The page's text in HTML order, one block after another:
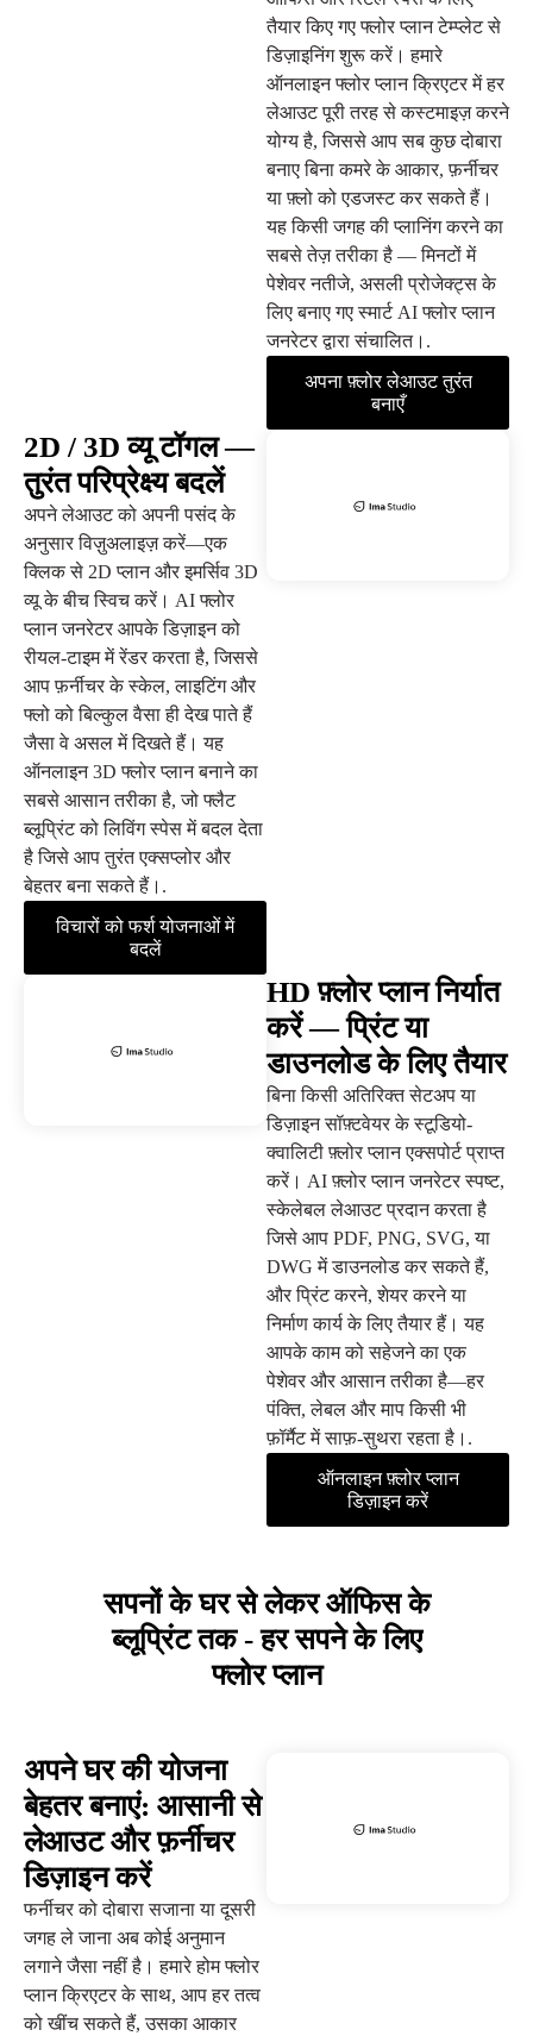
तैयार किए गए फ्लोर प्लान टेम्प्लेट से
डिज़ाइनिंग शुरू करें। हमारे
ऑनलाइन फ्लोर प्लान क्रिएटर में हर
लेआउट पूरी तरह से कस्टमाइज़ करने
योग्य है, जिससे आप सब कुछ दोबारा
बनाए बिना कमरे के आकार, फ़र्नीचर
या फ़्लो को एडजस्ट कर सकते हैं।
यह किसी जगह की प्लानिंग करने का
सबसे तेज़ तरीका है — मिनटों में
पेशेवर नतीजे, असली प्रोजेक्ट्स के
लिए बनाए गए स्मार्ट AI फ्लोर प्लान
जनरेटर द्वारा संचालित।.
अपना फ़्लोर लेआउट तुरंत
बनाएँ
2D / 3D व्यू टॉगल —
तुरंत परिप्रेक्ष्य बदलें
अपने लेआउट को अपनी पसंद के
अनुसार विज़ुअलाइज़ करें—एक
क्लिक से 2D प्लान और इमर्सिव 3D
व्यू के बीच स्विच करें। AI फ्लोर
प्लान जनरेटर आपके डिज़ाइन को
रीयल-टाइम में रेंडर करता है, जिससे
आप फ़र्नीचर के स्केल, लाइटिंग और
फ्लो को बिल्कुल वैसा ही देख पाते हैं
जैसा वे असल में दिखते हैं। यह
ऑनलाइन 3D फ्लोर प्लान बनाने का
सबसे आसान तरीका है, जो फ्लैट
ब्लूप्रिंट को लिविंग स्पेस में बदल देता
है जिसे आप तुरंत एक्सप्लोर और
बेहतर बना सकते हैं।.
विचारों को फर्श योजनाओं में
बदलें
HD फ़्लोर प्लान निर्यात
करें — प्रिंट या
डाउनलोड के लिए तैयार
बिना किसी अतिरिक्त सेटअप या
डिज़ाइन सॉफ़्टवेयर के स्टूडियो-
क्वालिटी फ़्लोर प्लान एक्सपोर्ट प्राप्त
करें। AI फ़्लोर प्लान जनरेटर स्पष्ट,
स्केलेबल लेआउट प्रदान करता है
जिसे आप PDF, PNG, SVG, या
DWG में डाउनलोड कर सकते हैं,
और प्रिंट करने, शेयर करने या
निर्माण कार्य के लिए तैयार हैं। यह
आपके काम को सहेजने का एक
पेशेवर और आसान तरीका है—हर
पंक्ति, लेबल और माप किसी भी
फ़ॉर्मैट में साफ़-सुथरा रहता है।.
ऑनलाइन फ़्लोर प्लान
डिज़ाइन करें
सपनों के घर से लेकर ऑफिस के
ब्लूप्रिंट तक - हर सपने के लिए
फ्लोर प्लान
अपने घर की योजना
बेहतर बनाएं: आसानी से
लेआउट और फ़र्नीचर
डिज़ाइन करें
फर्नीचर को दोबारा सजाना या दूसरी
जगह ले जाना अब कोई अनुमान
लगाने जैसा नहीं है। हमारे होम फ्लोर
प्लान क्रिएटर के साथ, आप हर तत्व
को खींच सकते हैं, उसका आकार